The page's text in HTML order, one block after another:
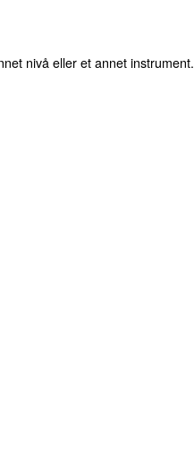
nivå eller et annet instrument.